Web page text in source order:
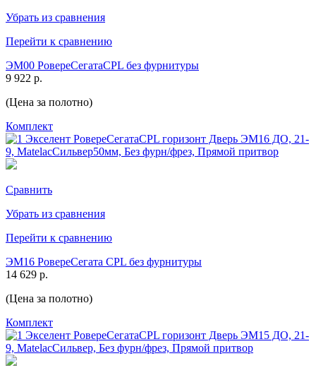
Убрать из сравнения
Перейти к сравнению
ЭМ00 РовереСегатаCPL без фурнитуры
9 922 р.
(Цена за полотно)
Комплект
Сравнить
Убрать из сравнения
Перейти к сравнению
ЭМ16 РовереСегата CPL без фурнитуры
14 629 р.
(Цена за полотно)
Комплект